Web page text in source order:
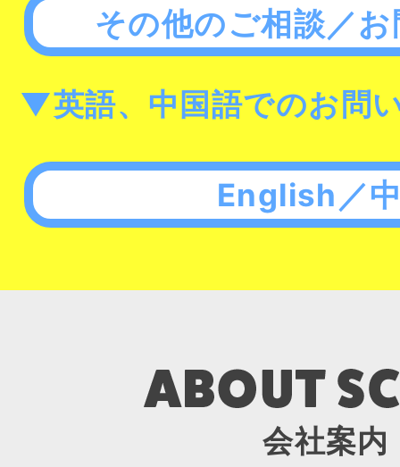
その他のご相談／
▼英語、中国語でのお問
English／
会社案内